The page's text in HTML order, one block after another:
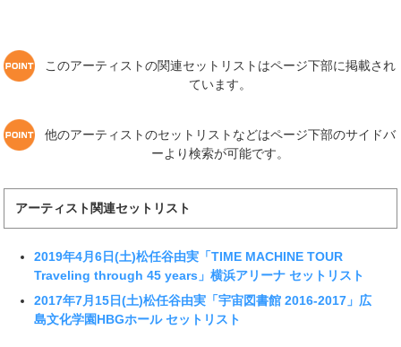
このアーティストの関連セットリストはページ下部に掲載され
ています。
他のアーティストのセットリストなどはページ下部のサイドバ
ーより検索が可能です。
アーティスト関連セットリスト
2019年4月6日(土)松任谷由実「TIME MACHINE TOUR
Traveling through 45 years」横浜アリーナ セットリスト
2017年7月15日(土)松任谷由実「宇宙図書館 2016-2017」広
島文化学園HBGホール セットリスト